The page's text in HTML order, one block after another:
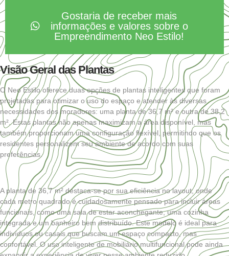
Gostaria de receber mais
informações e valores sobre o
Empreendimento Neo Estilo!
Visão Geral das Plantas
O Neo Estilo oferece duas opções de plantas inteligentes que foram
projetadas para otimizar o uso do espaço e atender às diversas
necessidades dos moradores: uma planta de 36,7 m² e outra de 38,2
m². Estas plantas não apenas maximizam a área disponível, mas
também proporcionam uma configuração flexível, permitindo que os
residentes personalizem seu ambiente de acordo com suas
preferências.
A planta de 36,7 m² destaca-se por sua eficiência no layout, onde
cada metro quadrado é cuidadosamente pensado para incluir áreas
funcionais, como uma sala de estar aconchegante, uma cozinha
integrada e um banheiro bem distribuído. Este modelo é ideal para
indivíduos ou casais que buscam um espaço compacto, mas
confortável. O uso inteligente de mobiliário multifuncional pode ainda